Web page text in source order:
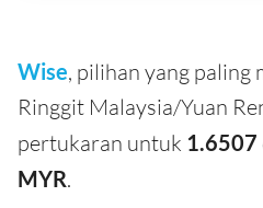
Wise, pilihan yang paling
Ringgit Malaysia/Yuan
pertukaran untuk 1.6507
MYR.